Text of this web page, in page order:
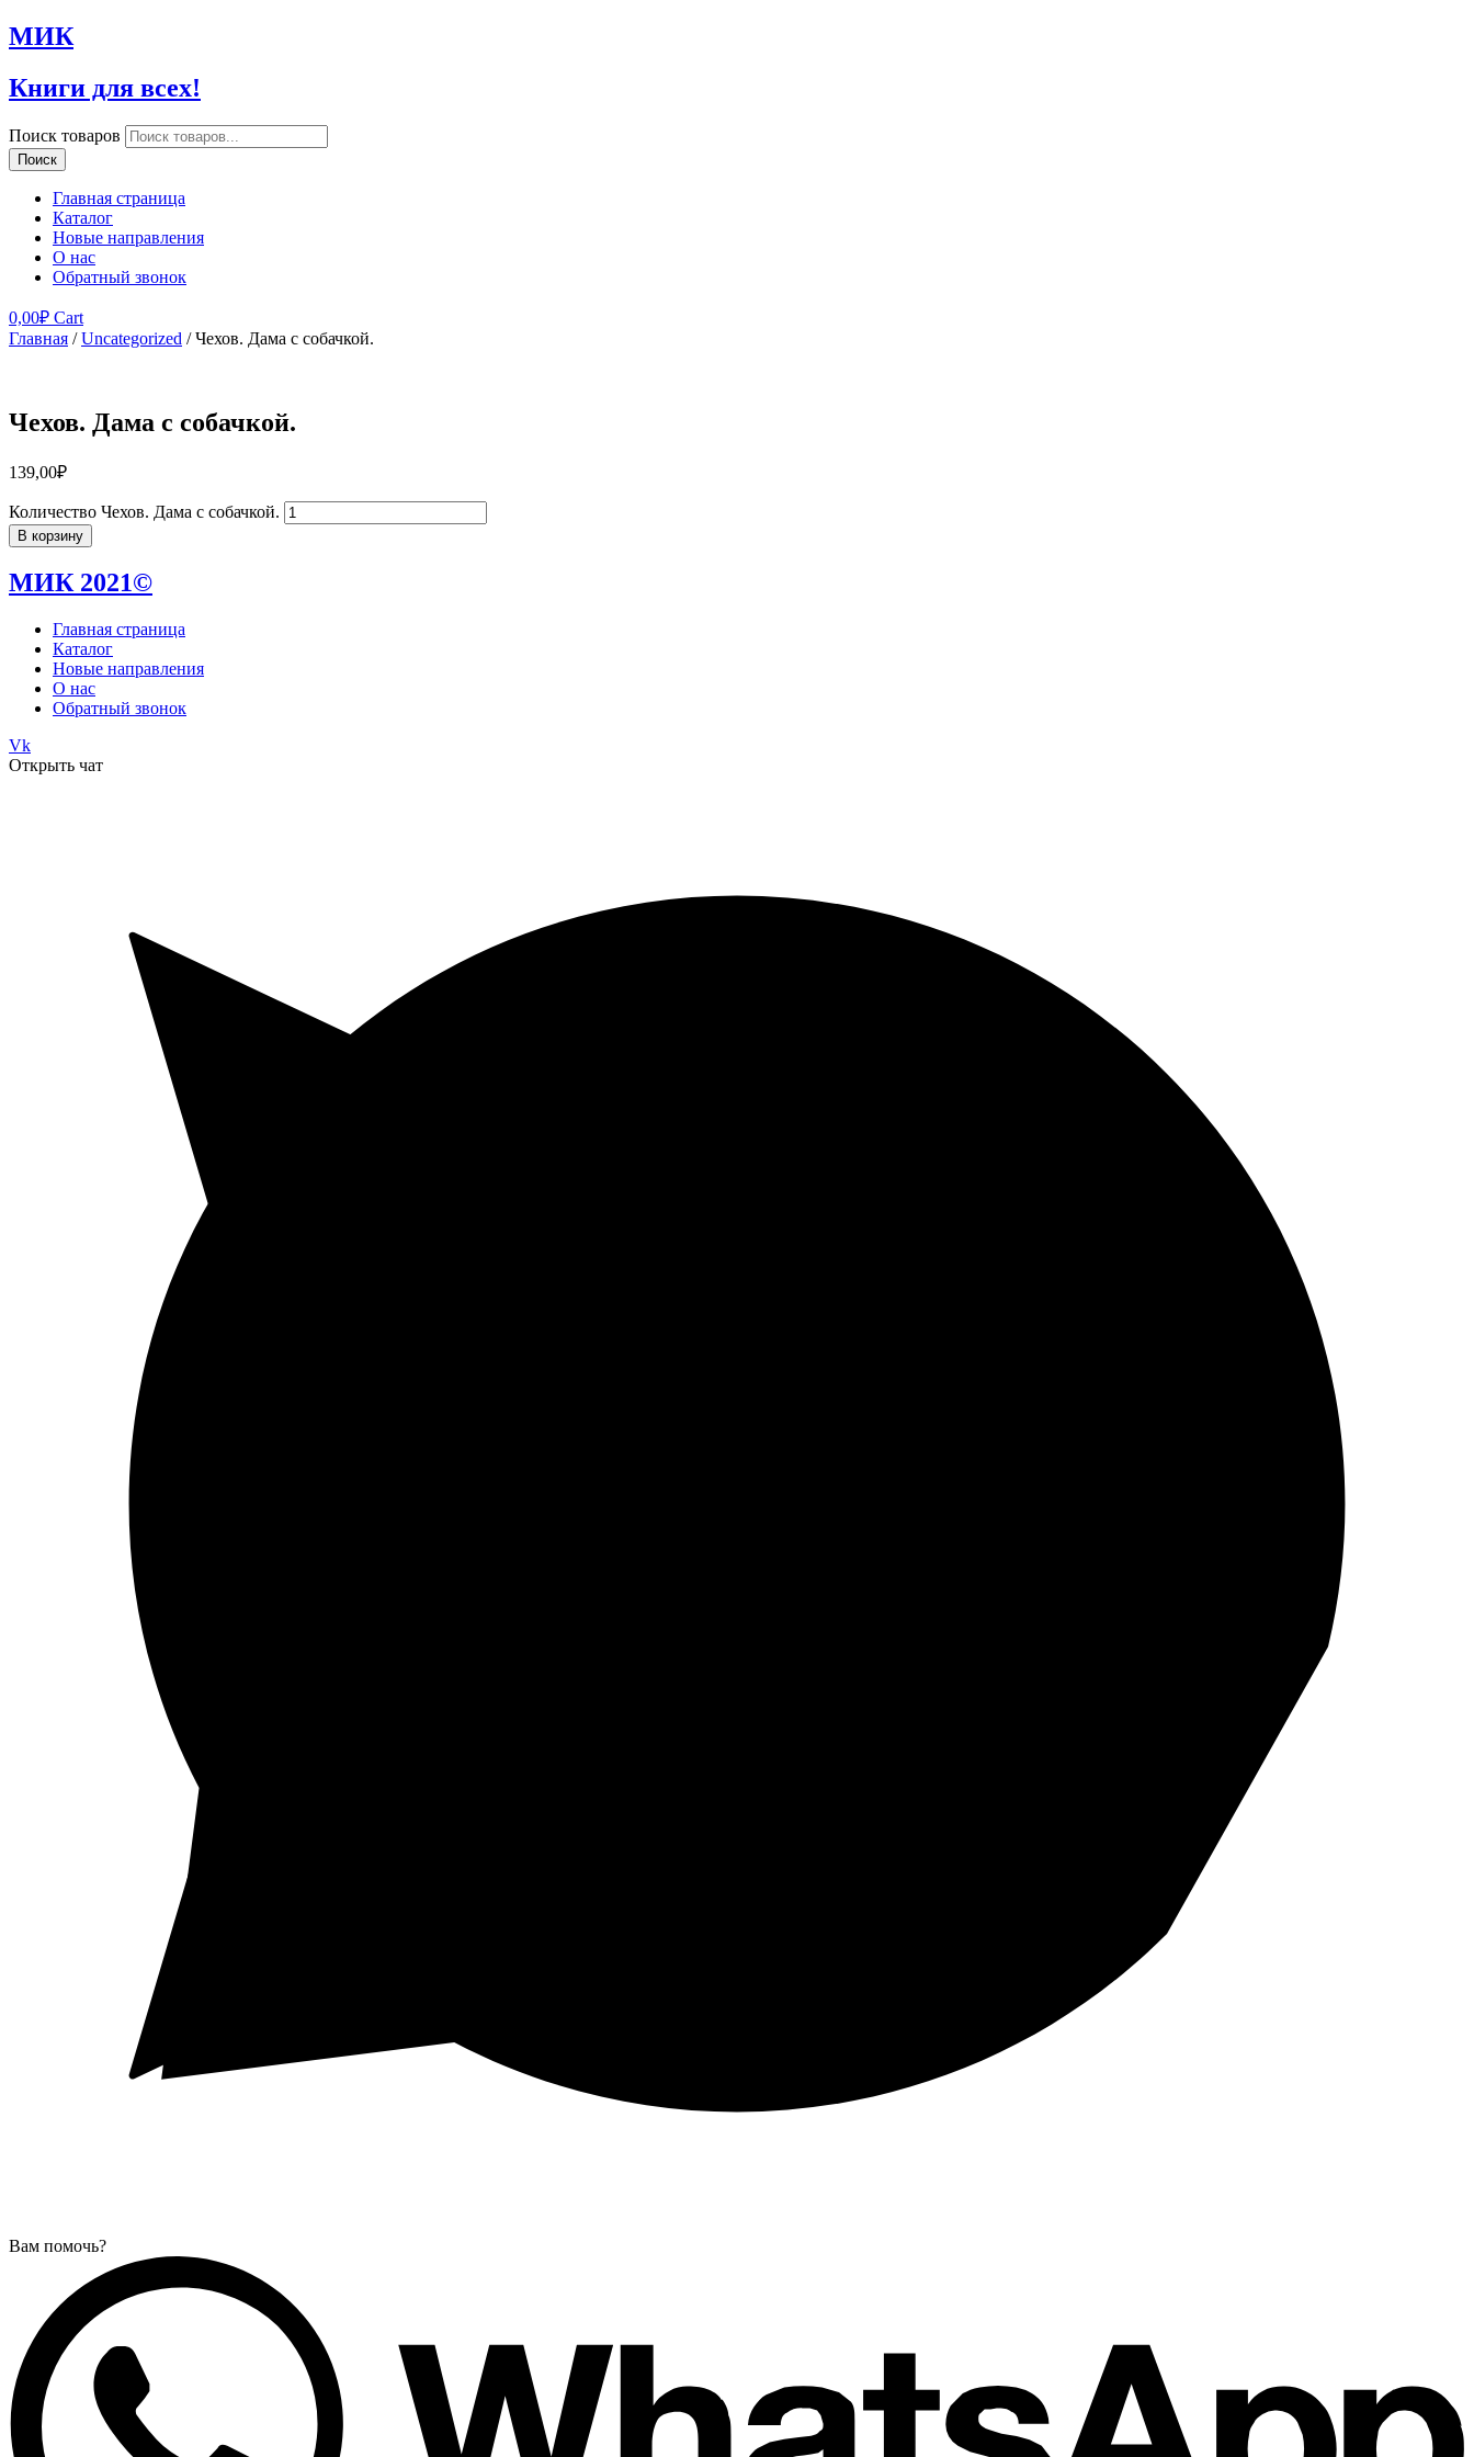
МИК
Книги для всех!
Поиск товаров
Поиск
Главная страница
Каталог
Новые направления
О нас
Обратный звонок
0,00₽ Cart
Главная /Uncategorized / Чехов. Дама с собачкой.
Чехов. Дама с собачкой.
139,00₽
Количество Чехов. Дама с собачкой.
В корзину
МИК 2021©
Главная страница
Каталог
Новые направления
О нас
Обратный звонок
Vk
Открыть чат
Вам помочь?